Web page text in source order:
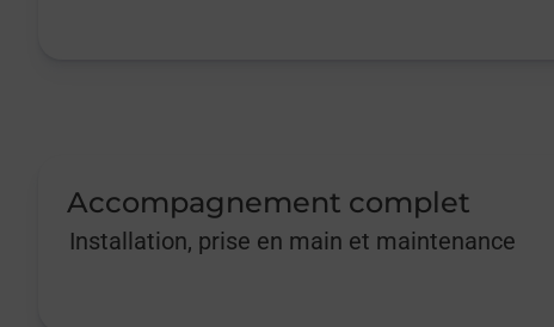
Accompagnement complet
Installation, prise en main et maintenance